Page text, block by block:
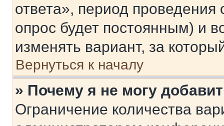
ответа», период проведения
опрос будет постоянным) и
изменять вариант, за
Вернуться к началу
» Почему я не могу
Ограничение количества